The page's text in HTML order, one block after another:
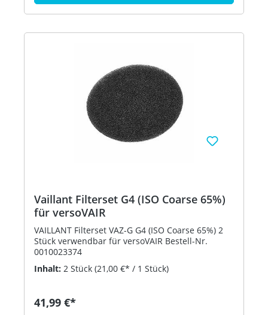
Vaillant Filterset G4 (ISO Coarse 65%)
für versoVAIR
VAILLANT Filterset VAZ-G G4 (ISO Coarse 65%) 2
Stück verwendbar für versoVAIR Bestell-Nr.
0010023374
Inhalt: 2 Stück (21,00 €* / 1 Stück)
41,99 €*